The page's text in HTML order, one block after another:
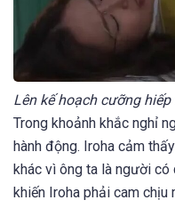
Lên kế hoạch cưỡng
Trong khoảnh khắc nghỉ
hành động. Iroha cảm
khác vì ông ta là người
khiến Iroha phải cam